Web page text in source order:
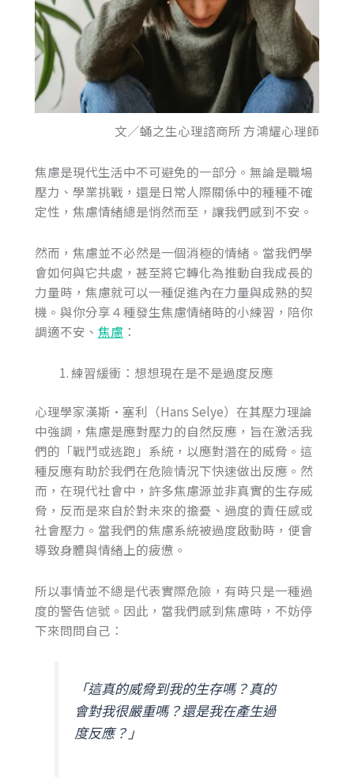
文／蛹之生心理諮商所 方鴻耀心理師
焦慮是現代生活中不可避免的一部分。無論是職場
壓力、學業挑戰，還是日常人際關係中的種種不確
定性，焦慮情緒總是悄然而至，讓我們感到不安。
然而，焦慮並不必然是一個消極的情緒。當我們學
會如何與它共處，甚至將它轉化為推動自我成長的
力量時，焦慮就可以一種促進內在力量與成熟的契
機。與你分享４種發生焦慮情緒時的小練習，陪你
調適不安、 焦慮 ：
練習緩衝：想想現在是不是過度反應
心理學家漢斯·塞利（Hans Selye）在其壓力理論
中強調，焦慮是應對壓力的自然反應，旨在激活我
們的「戰鬥或逃跑」系統，以應對潛在的威脅。這
種反應有助於我們在危險情況下快速做出反應。然
而，在現代社會中，許多焦慮源並非真實的生存威
脅，反而是來自於對未來的擔憂、過度的責任感或
社會壓力。當我們的焦慮系統被過度啟動時，便會
導致身體與情緒上的疲憊。
所以事情並不總是代表實際危險，有時只是一種過
度的警告信號。因此，當我們感到焦慮時，不妨停
下來問問自己：
「這真的威脅到我的生存嗎？真的
會對我很嚴重嗎？還是我在產生過
度反應？」